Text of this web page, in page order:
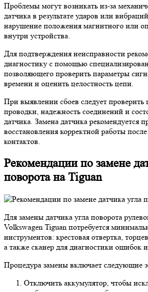
Проблемы могут возникать из-за
датчика в результате ударов или
нарушение положения магнитного или
внутри устройства.
Для подтверждения неисправности
диагностику с помощью
позволяющего проверить параметры
времени и оценить целостность цепи.
При выявлении сбоев следует проверить
проводки, надежность соединений и
датчика. Замена датчика рекомендуется
восстановления корректной работы
контактов.
Рекомендации по замене
поворота на Tiguan
Для замены датчика угла поворота
Volkswagen Tiguan потребуется
инструментов: крестовая отвертка,
а также сканер для диагностики ошибок и
Процедура замены включает следующие
Отключить аккумулятор, чтобы